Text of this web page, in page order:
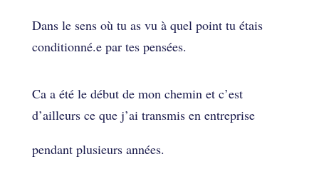
Dans le sens où tu as vu à quel point tu étais
conditionné.e par tes pensées.
Ca a été le début de mon chemin et c’est
d’ailleurs ce que j’ai transmis en entreprise
pendant plusieurs années.